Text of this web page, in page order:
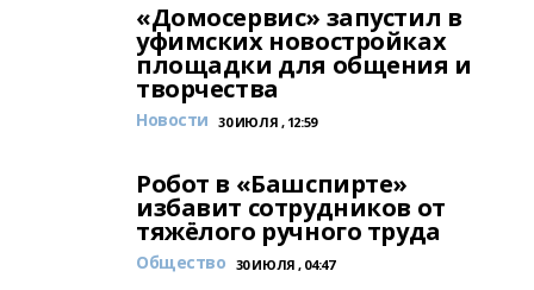
«Домосервис» запустил в
уфимских новостройках
площадки для общения и
творчества
Новости 30 ИЮЛЯ , 12:59
Робот в «Башспирте»
избавит сотрудников от
тяжёлого ручного труда
Общество 30 ИЮЛЯ , 04:47